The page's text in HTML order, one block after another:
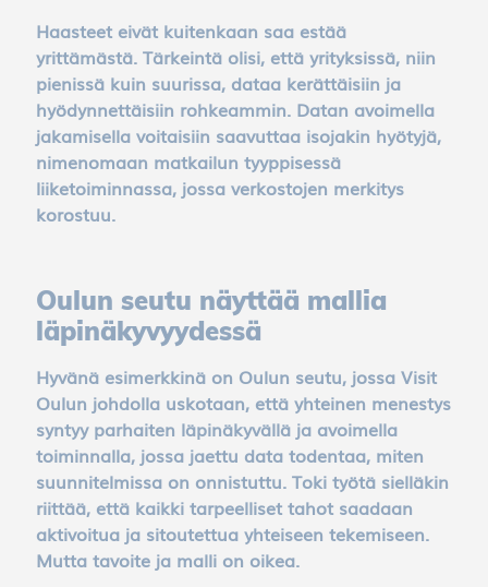
Haasteet eivät kuitenkaan saa estää
yrittämästä. Tärkeintä olisi, että yrityksissä, niin
pienissä kuin suurissa, dataa kerättäisiin ja
hyödynnettäisiin rohkeammin. Datan avoimella
jakamisella voitaisiin saavuttaa isojakin hyötyjä,
nimenomaan matkailun tyyppisessä
liiketoiminnassa, jossa verkostojen merkitys
korostuu.
Oulun seutu näyttää mallia
läpinäkyvyydessä
Hyvänä esimerkkinä on Oulun seutu, jossa Visit
Oulun johdolla uskotaan, että yhteinen menestys
syntyy parhaiten läpinäkyvällä ja avoimella
toiminnalla, jossa jaettu data todentaa, miten
suunnitelmissa on onnistuttu. Toki työtä sielläkin
riittää, että kaikki tarpeelliset tahot saadaan
aktivoitua ja sitoutettua yhteiseen tekemiseen.
Mutta tavoite ja malli on oikea.